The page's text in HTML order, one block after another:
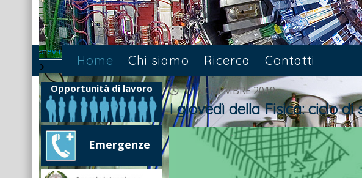
prev next
Home Chi siamo Ricerca Contatti
Opportunità di lavoro
Emergenze
11 NOVEMBRE 2019
I giovedì della Fisica: ciclo